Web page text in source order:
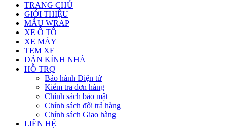
TRANG CHỦ
GIỚI THIỆU
MẪU WRAP
XE Ô TÔ
XE MÁY
TEM XE
DÁN KÍNH NHÀ
HỖ TRỢ
Bảo hành Điện tử
Kiểm tra đơn hàng
Chính sách bảo mật
Chính sách đổi trả hàng
Chính sách Giao hàng
LIÊN HỆ